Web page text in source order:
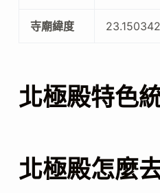
寺廟緯度
北極殿特色
北極殿怎麼